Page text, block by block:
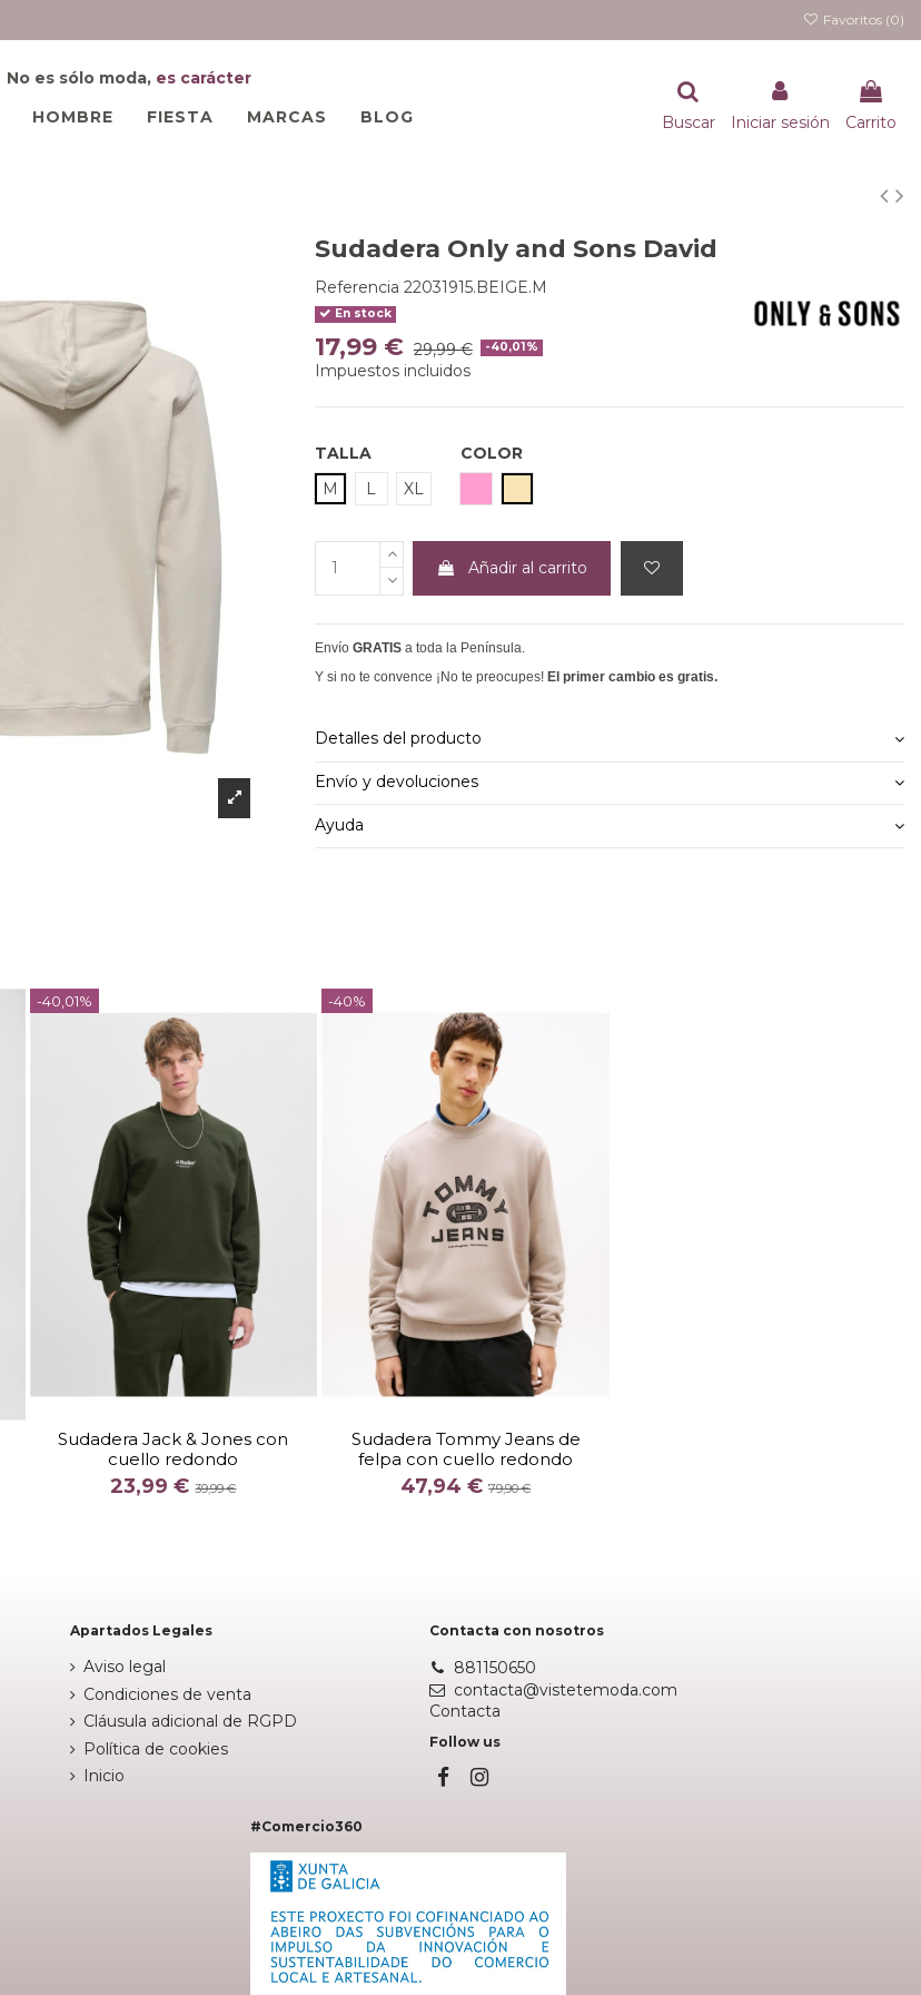
Favoritos (0)
No es sólo moda, es carácter
HOMBRE FIESTA MARCAS BLOG Buscar Iniciar sesión Carrito
Sudadera Only and Sons David
Referencia 22031915.BEIGE.M
En stock
17,99 € 29,99 € -40,01%
Impuestos incluidos
TALLA
M
L XL
COLOR
Añadir al carrito
Envío GRATIS a toda la Península.
Y si no te convence ¡No te preocupes! El primer cambio es gratis.
Detalles del producto
Envío y devoluciones
Ayuda
-40,01%
Sudadera Jack & Jones con
cuello redondo
23,99 €39,99 €
TALLA
COLOR
CAQUI
-40%
Sudadera Tommy Jeans de
felpa con cuello redondo
47,94 €79,90 €
TALLA
COLOR
BEIGE
Apartados Legales
Aviso legal
Condiciones de venta
Cláusula adicional de RGPD
Política de cookies
Inicio
Contacta con nosotros
881150650
contacta@vistetemoda.com
Contacta
Follow us
#Comercio360